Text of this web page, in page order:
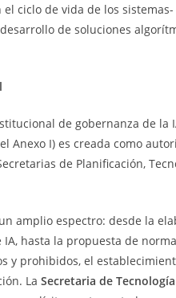
ciclo de vida de los sistemas-
de soluciones
de gobernanza de la
Anexo I) es creada como
de Planificación,
amplio espectro: desde la
hasta la propuesta de
y prohibidos, el
La Secretaria de